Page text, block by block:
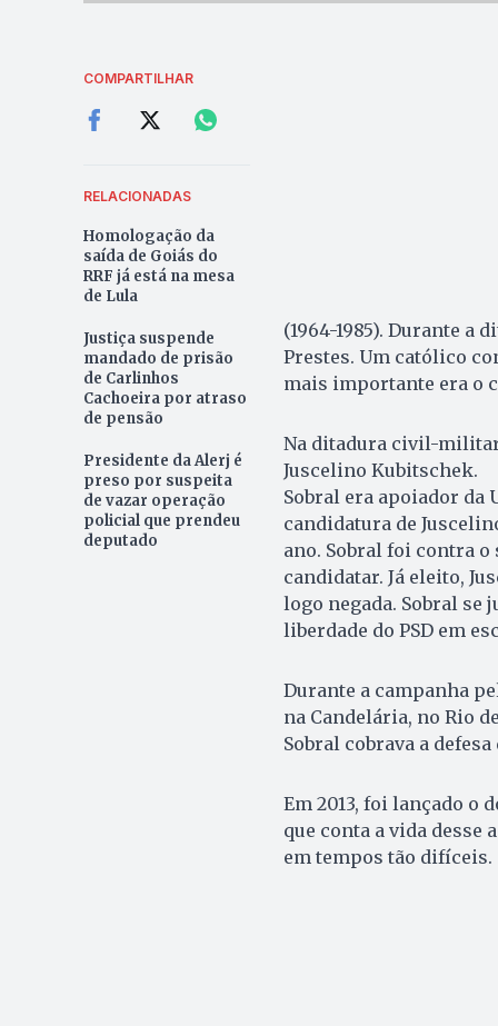
COMPARTILHAR
RELACIONADAS
Homologação da
saída de Goiás do
RRF já está na mesa
de Lula
Justiça suspende
mandado de prisão
de Carlinhos
Cachoeira por atraso
de pensão
Presidente da Alerj é
preso por suspeita
de vazar operação
policial que prendeu
deputado
(1964-1985). Durante a
Prestes. Um católico
mais importante era o
Na ditadura civil-
Juscelino Kubitschek.
Sobral era apoiador da
candidatura de
ano. Sobral foi contra o
candidatar. Já eleito,
logo negada. Sobral se
liberdade do PSD em
Durante a campanha
na Candelária, no Rio
Sobral cobrava a
Em 2013, foi lançado o
que conta a vida desse
em tempos tão difíceis.